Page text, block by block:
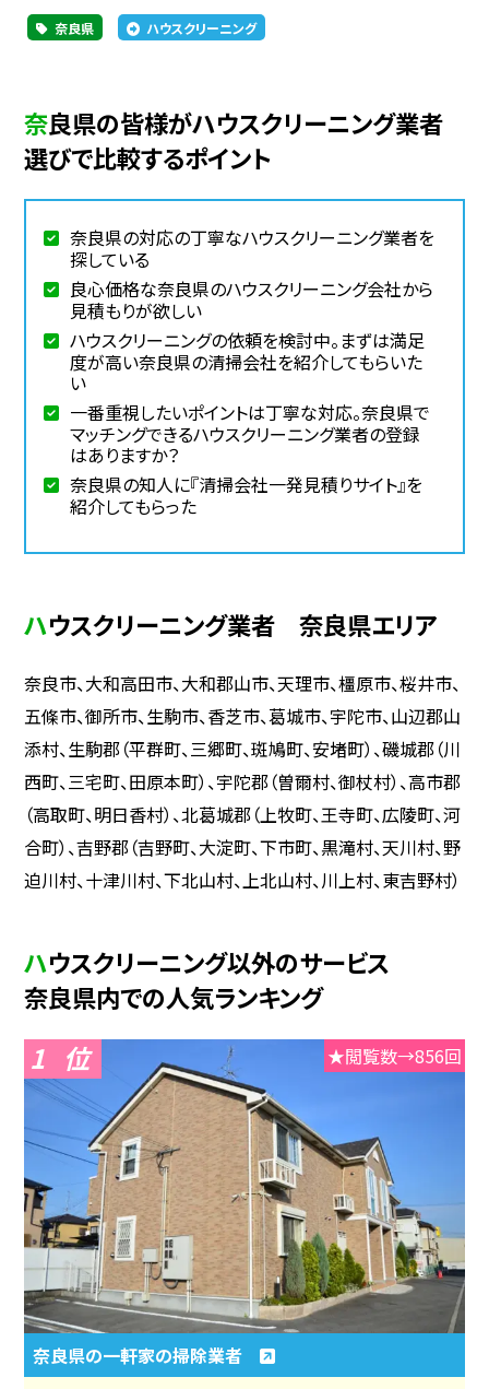
奈良県 ハウスクリーニング
奈良県の皆様がハウスクリーニング業者
選びで比較するポイント
奈良県の対応の丁寧なハウスクリーニング業者を
探している
良心価格な奈良県のハウスクリーニング会社から
見積もりが欲しい
ハウスクリーニングの依頼を検討中。まずは満足
度が高い奈良県の清掃会社を紹介してもらいた
い
一番重視したいポイントは丁寧な対応。奈良県で
マッチングできるハウスクリーニング業者の登録
はありますか？
奈良県の知人に『清掃会社一発見積りサイト』を
紹介してもらった
ハウスクリーニング業者 奈良県エリア
奈良市、大和高田市、大和郡山市、天理市、橿原市、桜井市、
五條市、御所市、生駒市、香芝市、葛城市、宇陀市、山辺郡山
添村、生駒郡（平群町、三郷町、斑鳩町、安堵町）、磯城郡（川
西町、三宅町、田原本町）、宇陀郡（曽爾村、御杖村）、高市郡
（高取町、明日香村）、北葛城郡（上牧町、王寺町、広陵町、河
合町）、吉野郡（吉野町、大淀町、下市町、黒滝村、天川村、野
迫川村、十津川村、下北山村、上北山村、川上村、東吉野村）
ハウスクリーニング以外のサービス
奈良県内での人気ランキング
1 ★閲覧数→856回
奈良県の一軒家の掃除業者